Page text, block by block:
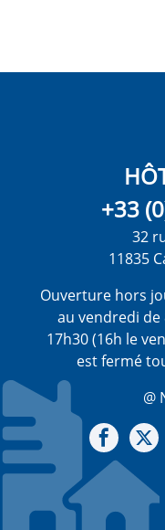
+33
32
11835
Ouverture hors
au vendredi de
17h30 (16h le
est fermé
@